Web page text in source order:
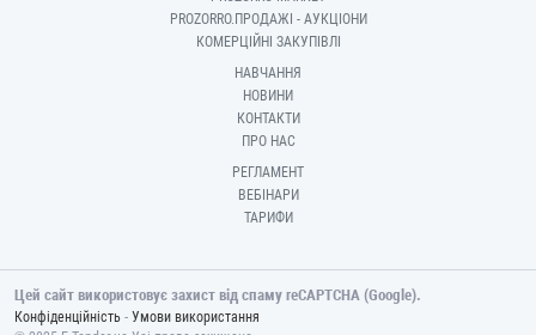
PROZORRO.ПРОДАЖІ - АУКЦІОНИ
КОМЕРЦІЙНІ ЗАКУПІВЛІ
НАВЧАННЯ
НОВИНИ
КОНТАКТИ
ПРО НАС
РЕГЛАМЕНТ
ВЕБІНАРИ
ТАРИФИ
Цей сайт використовує захист від спаму reCAPTCHA (Google).
Конфіденційність - Умови використання